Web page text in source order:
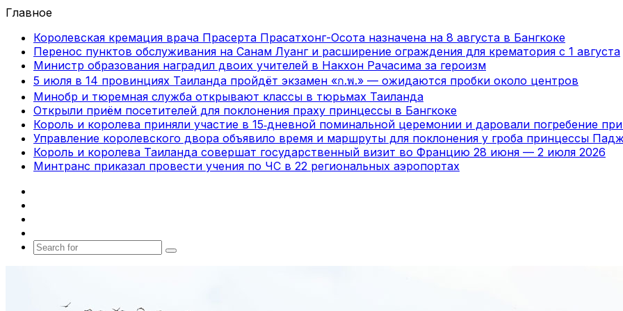
Главное
Королевская кремация врача Прасерта Прасатхонг-Осота назначена на 8 августа в Бангкоке
Перенос пунктов обслуживания на Санам Луанг и расширение ограждения для крематория с 1 августа
Министр образования наградил двоих учителей в Накхон Рачасима за героизм
5 июля в 14 провинциях Таиланда пройдёт экзамен «ก.พ.» — ожидаются пробки около центров
Минобр и тюремная служба открывают классы в тюрьмах Таиланда
Открыли приём посетителей для поклонения праху принцессы в Бангкоке
Король и королева приняли участие в 15‑дневной поминальной церемонии и даровали погребение
Управление королевского двора объявило время и маршруты для поклонения у гроба принцессы
Король и королева Таиланда совершат государственный визит во Францию 28 июня — 2 июля 2026
Минтранс приказал провести учения по ЧС в 22 региональных аэропортах
Search